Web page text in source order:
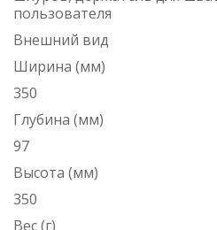
пользователя
Внешний вид
Ширина (мм)
350
Глубина (мм)
97
Высота (мм)
350
Вес (г)